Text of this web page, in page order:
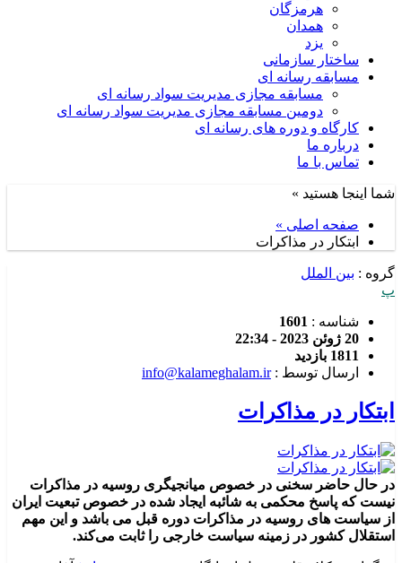
هرمزگان
همدان
یزد
ساختار سازمانی
مسابقه رسانه ای
مسابقه مجازی مدیریت سواد رسانه ای
دومین مسابقه مجازی مدیریت سواد رسانه ای
کارگاه و دوره های رسانه ای
درباره ما
تماس با ما
شما اینجا هستید »
صفحه اصلی »
ابتکار در مذاکرات
گروه : بین الملل
پ
شناسه : 1601
20 ژوئن 2023 - 22:34
1811 بازدید
ارسال توسط :info@kalameghalam.ir
ابتکار در مذاکرات
در حال حاضر سخنی در خصوص میانجیگری روسیه در مذاکرات
نیست که پاسخ محکمی به شائبه ایجاد شده در خصوص تبعیت ایران
از سیاست های روسیه در مذاکرات دوره قبل می باشد و این مهم
استقلال کشور در زمینه سیاست خارجی را ثابت می‌کند.